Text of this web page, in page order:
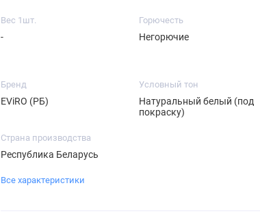
Вес 1шт.
-
Горючесть
Негорючие
Бренд
EViRO (РБ)
Условный тон
Натуральный белый (под
покраску)
Страна производства
Республика Беларусь
Все характеристики